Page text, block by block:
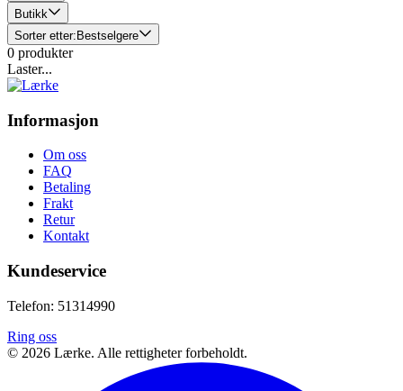
Butikk
Sorter etter: Bestselgere
0 produkter
Laster...
Informasjon
Om oss
FAQ
Betaling
Frakt
Retur
Kontakt
Kundeservice
Telefon: 51314990
Ring oss
© 2026 Lærke. Alle rettigheter forbeholdt.